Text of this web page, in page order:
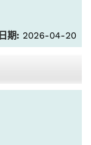
日期: 2026-04-20